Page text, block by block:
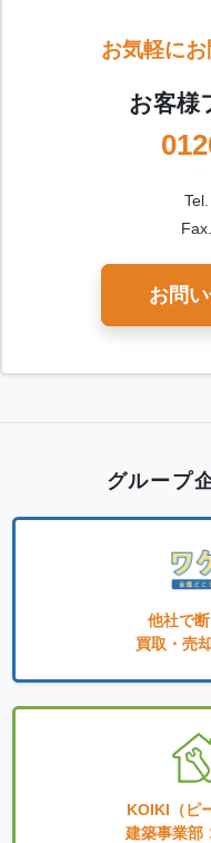
お気軽に
お客様
お問
グループ
他社で
買取・売
KOIKI（ピ
建築事業部